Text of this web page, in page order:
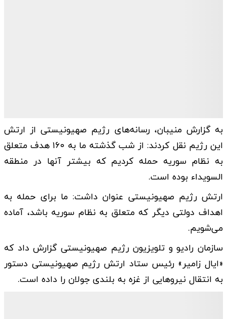
به گزارش منیبان، رسانه‌های رژیم صهیونیستی از ارتش
این رژیم نقل کردند: از شب گذشته ما به ۱۶۰ هدف متعلق
به نظام سوریه حمله کردیم که بیشتر آنها در منطقه
السویداء بوده است.
ارتش رژیم صهیونیستی عنوان داشت: ما برای حمله به
اهداف دولتی دیگر که متعلق به نظام سوریه باشد، آماده
می‌شویم.
سازمان رادیو و تلویزیون رژیم صهیونیستی گزارش داد که
«ایال زامیر» رئیس ستاد ارتش رژیم صهیونیستی دستور
به انتقال نیروهایی از غزه به بلندی جولان را داده است.